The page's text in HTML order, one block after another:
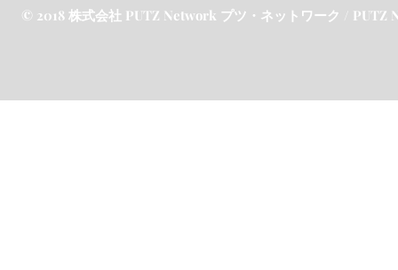
© 2018 株式会社 PUTZ Network プツ・ネットワーク /